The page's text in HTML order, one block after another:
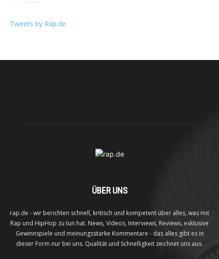
Tweets by Rap.de
ÜBER UNS
rap.de - wir berichten schnell, kritisch und kompetent über alles, was mit
Rap und HipHop zu tun hat. News, Videos, Interviews, Reviews, exklusive
Gewinnspiele und meinungsstarke Kommentare - das alles gibt es in
dieser Form nur bei uns. Qualität und Schnelligkeit zeichnet uns aus.